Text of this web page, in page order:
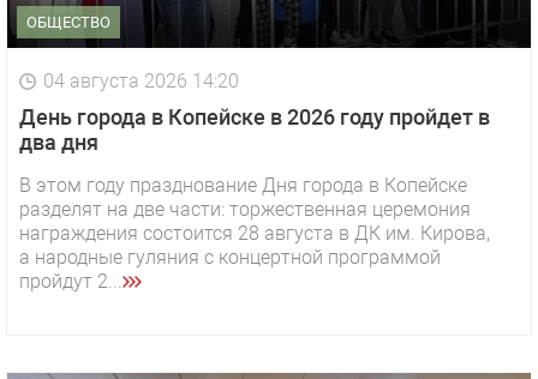
ОБЩЕСТВО
04 августа 2026 14:20
День города в Копейске в 2026 году пройдет в
два дня
В этом году празднование Дня города в Копейске
разделят на две части: торжественная церемония
награждения состоится 28 августа в ДК им. Кирова,
а народные гуляния с концертной программой
пройдут 2...